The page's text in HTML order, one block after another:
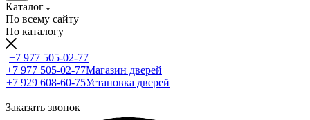
Каталог
По всему сайту
По каталогу
+7 977 505-02-77
+7 977 505-02-77Магазин дверей
+7 929 608-60-75Установка дверей
Заказать звонок